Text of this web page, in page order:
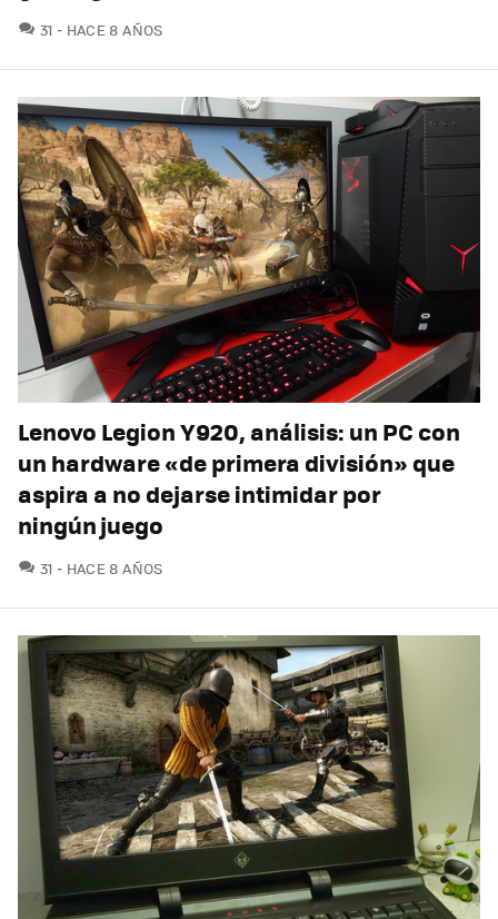
31 COMENTARIOS
HACE 8 AÑOS
Lenovo Legion Y920, análisis: un PC con
un hardware «de primera división» que
aspira a no dejarse intimidar por
ningún juego
31 COMENTARIOS
HACE 8 AÑOS